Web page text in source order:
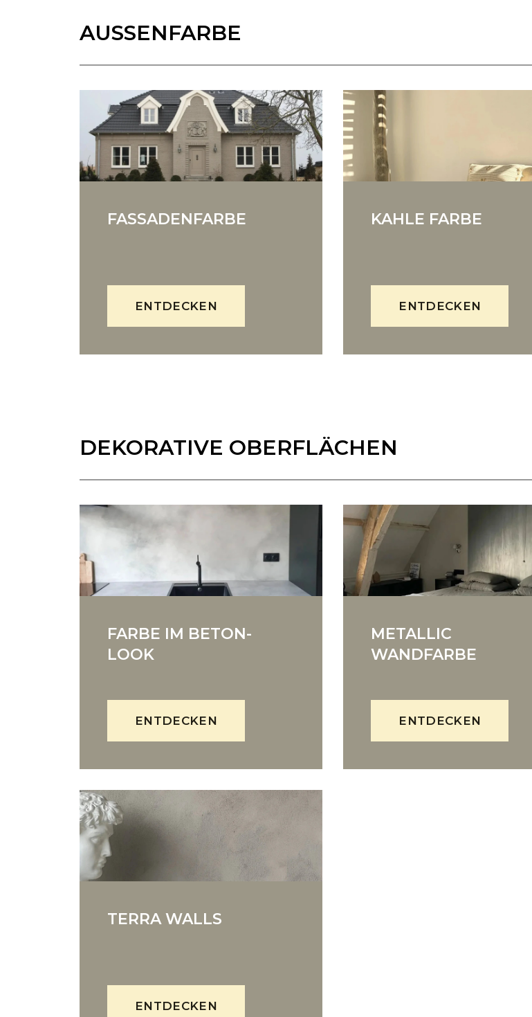
AUSSENFARBE
FASSADENFARBE
ENTDECKEN
KAHLE FARBE
ENTDECKEN
DEKORATIVE OBERFLÄCHEN
FARBE IM BETON-
LOOK
ENTDECKEN
METALLIC
WANDFARBE
ENTDECKEN
TERRA WALLS
ENTDECKEN